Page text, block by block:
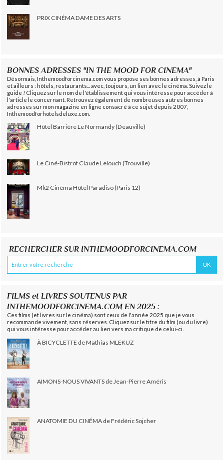
PRIX CINÉMA DAME DES ARTS
BONNES ADRESSES "IN THE MOOD FOR CINEMA"
Désormais, Inthemoodforcinema.com vous propose ses bonnes adresses, à Paris
et ailleurs : hôtels, restaurants... avec, toujours, un lien avec le cinéma. Suivez le
guide ! Cliquez sur le nom de l'établissement qui vous intéresse pour accéder à
l'article le concernant. Retrouvez également de nombreuses autres bonnes
adresses sur mon magazine en ligne consacré à ce sujet depuis 2007,
Inthemoodforhotelsdeluxe.com.
Hôtel Barrière Le Normandy (Deauville)
Le Ciné-Bistrot Claude Lelouch (Trouville)
Mk2 Cinéma Hôtel Paradiso (Paris 12)
RECHERCHER SUR INTHEMOODFORCINEMA.COM
FILMS et LIVRES SOUTENUS PAR
INTHEMOODFORCINEMA.COM EN 2025 :
Ces films (et livres sur le cinéma) sont ceux de l'année 2025 que je vous
recommande vivement, sans réserves. Cliquez sur le titre du film (ou du livre)
qui vous intéresse pour accéder au lien vers ma critique de celui-ci.
À BICYCLETTE de Mathias MLEKUZ
AIMONS-NOUS VIVANTS de Jean-Pierre Améris
ANATOMIE DU CINÉMA de Frédéric Sojcher